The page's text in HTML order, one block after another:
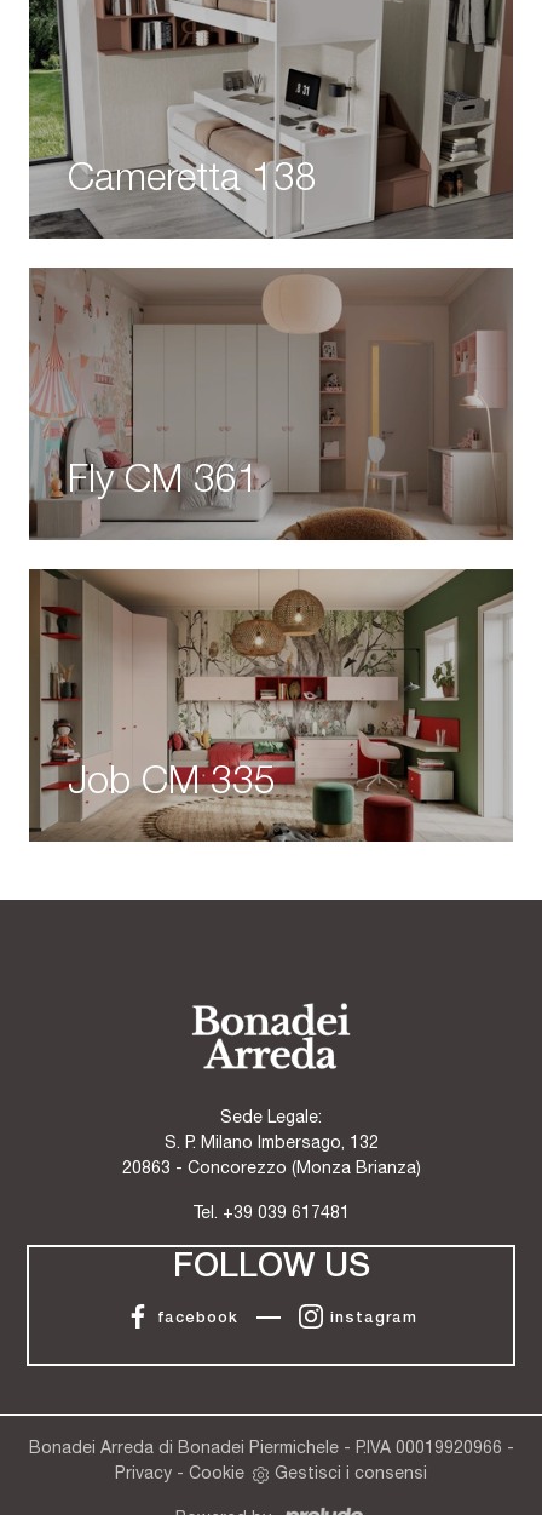
Cameretta 138
Fly CM 361
Job CM 335
Sede Legale:
S. P. Milano Imbersago, 132
20863 - Concorezzo (Monza Brianza)
Tel. +39 039 617481
FOLLOW US
facebook instagram
Bonadei Arreda di Bonadei Piermichele - P.IVA 00019920966 -
Privacy - Cookie Gestisci i consensi